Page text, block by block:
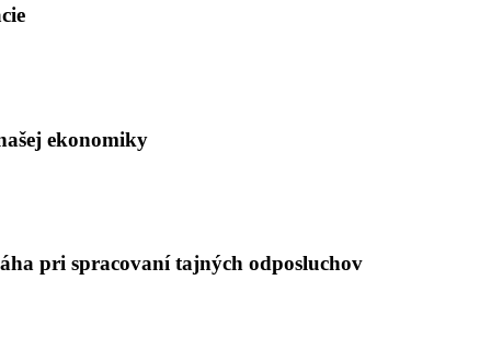
ekonomiky
pri spracovaní tajných odposluchov